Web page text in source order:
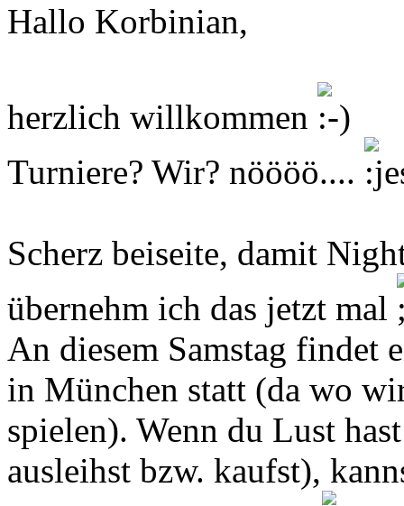
Hallo Korbinian,
herzlich willkommen
Turniere? Wir? nöööö....
Scherz beiseite, damit
übernehm ich das jetzt mal
An diesem Samstag findet
in München statt (da wo
spielen). Wenn du Lust
ausleihst bzw. kaufst),